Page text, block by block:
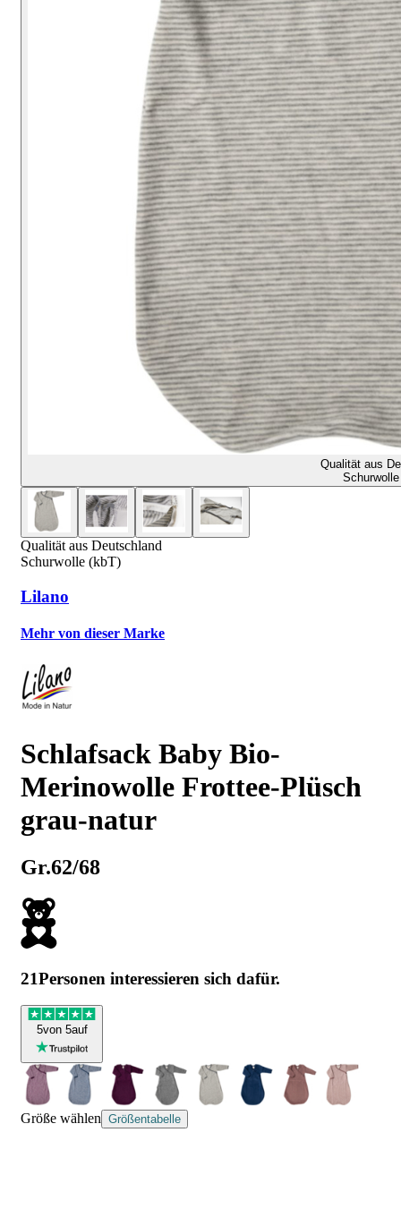
Qualität aus
Qualität aus Deutschland
Schurwolle (kbT)
Lilano
Mehr von dieser Marke
Schlafsack Baby Bio-
Merinowolle Frottee-Plüsch
grau-natur
Gr.62/68
21Personen interessieren sich dafür.
5von 5auf
Größe wählen Größentabelle